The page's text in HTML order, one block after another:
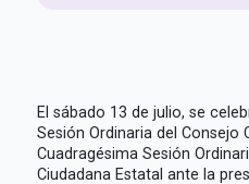
El sábado 13 de julio, se
Sesión Ordinaria del Consejo
Cuadragésima Sesión
Ciudadana Estatal ante la